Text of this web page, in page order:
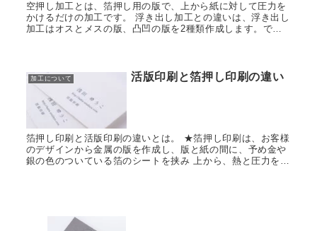
空押し加工とは、箔押し用の版で、上から紙に対して圧力を
かけるだけの加工です。 浮き出し加工との違いは、浮き出し
加工はオスとメスの版、凸凹の版を2種類作成します。です
加工について 活版印刷と箔押し印刷の違い
箔押し印刷と活版印刷の違いとは。 ★箔押し印刷は、お客様
のデザインから金属の版を作成し、版と紙の間に、予め金や
銀の色のついている箔のシートを挟み 上から、熱と圧力を加